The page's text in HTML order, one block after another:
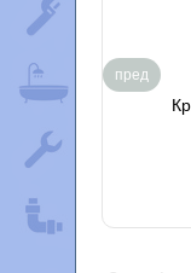
пред